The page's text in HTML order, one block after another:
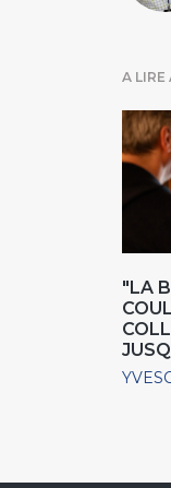
A LIRE
"LA